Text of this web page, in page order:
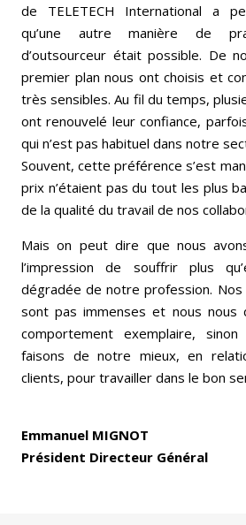
de TELETECH International a
qu’une autre manière de
d’outsourceur était possible. De
premier plan nous ont choisis et
très sensibles. Au fil du temps,
ont renouvelé leur confiance,
qui n’est pas habituel dans notre
Souvent, cette préférence s’est
prix n’étaient pas du tout les plus
de la qualité du travail de nos
Mais on peut dire que nous
l’impression de souffrir plus
dégradée de notre profession. Nos
sont pas immenses et nous nous
comportement exemplaire, sinon
faisons de notre mieux, en
clients, pour travailler dans le bon
Emmanuel MIGNOT
Président Directeur Général